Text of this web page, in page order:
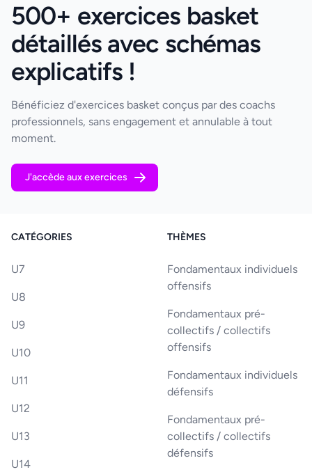
500+ exercices basket
détaillés avec schémas
explicatifs !
Bénéficiez d'exercices basket conçus par des coachs
professionnels, sans engagement et annulable à tout
moment.
J'accède aux exercices
CATÉGORIES
U7
U8
U9
U10
U11
U12
U13
U14
THÈMES
Fondamentaux individuels
offensifs
Fondamentaux pré-
collectifs / collectifs
offensifs
Fondamentaux individuels
défensifs
Fondamentaux pré-
collectifs / collectifs
défensifs